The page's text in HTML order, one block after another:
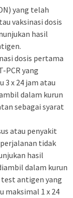
yang telah
vaksinasi dosis
hasil
dosis pertama
PCR yang
3 x 24 jam atau
dalam kurun
sebagai syarat
atau penyakit
tidak
hasil
dalam kurun
test antigen yang
maksimal 1 x 24